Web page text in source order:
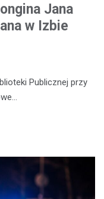
Jana
w Izbie
Publicznej przy